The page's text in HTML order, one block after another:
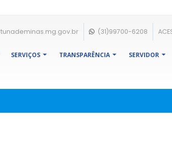
(31)99700-6208
SERVIÇOS TRANSPARÊNCIA SERVIDOR